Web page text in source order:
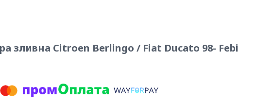
зливна Citroen Berlingo / Fiat Ducato 98- Febi